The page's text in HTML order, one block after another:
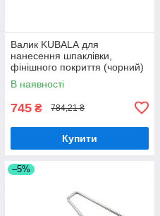
Валик KUBALА для
нанесення шпаклівки,
фінішного покриття (чорний)
висота ворсу 16 мм, ширина
230 мм. Ø8 мм
В наявності
745 ₴ 784,21 ₴
Купити
–5%